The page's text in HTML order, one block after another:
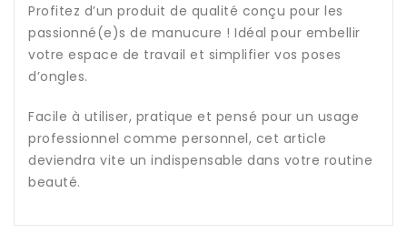
Profitez d’un produit de qualité conçu pour les
passionné(e)s de manucure ! Idéal pour embellir
votre espace de travail et simplifier vos poses
d’ongles.
Facile à utiliser, pratique et pensé pour un usage
professionnel comme personnel, cet article
deviendra vite un indispensable dans votre routine
beauté.